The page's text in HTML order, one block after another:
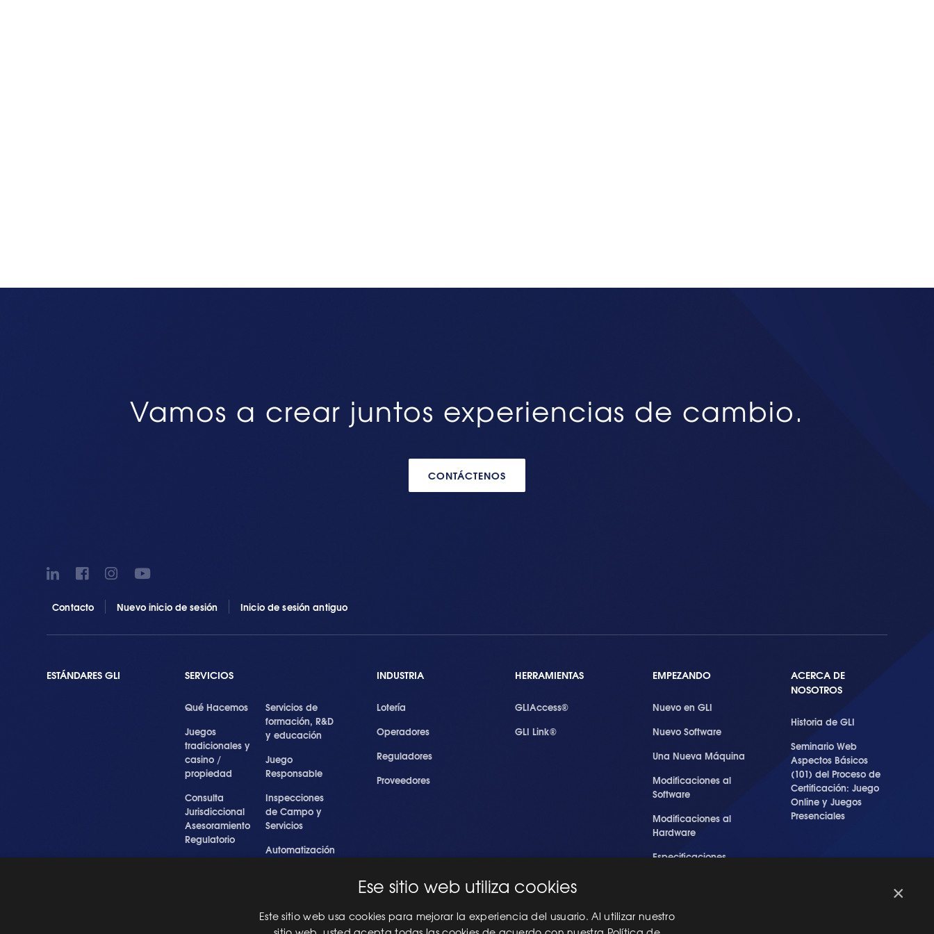
Vamos a crear juntos experiencias de cambio.
CONTÁCTENOS
Contacto Nuevo inicio de sesión Inicio de sesión antiguo
ESTÁNDARES GLI SERVICIOS
Qué Hacemos
Juegos
tradicionales y
casino /
propiedad
Consulta
Jurisdiccional
Asesoramiento
Regulatorio
Servicios de
formación, R&D
y educación
Juego
Responsable
Inspecciones
de Campo y
Servicios
Automatización
Profesionales
INDUSTRIA
Lotería
Operadores
Reguladores
Proveedores
HERRAMIENTAS
GLIAccess®
GLI Link®
EMPEZANDO
Nuevo en GLI
Nuevo Software
Una Nueva Máquina
Modificaciones al
Software
Modificaciones al
Hardware
Especificaciones
ACERCA DE
NOSOTROS
Historia de GLI
Seminario Web
Aspectos Básicos
(101) del Proceso de
Certificación: Juego
Online y Juegos
Presenciales
×
Ese sitio web utiliza cookies
Este sitio web usa cookies para mejorar la experiencia del usuario. Al utilizar nuestro